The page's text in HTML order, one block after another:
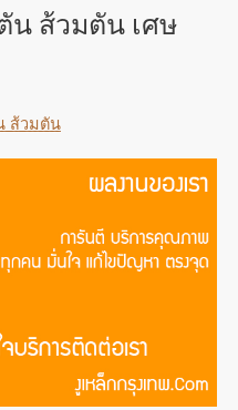
น ส้วมตัน เศษ
ส้วมตัน